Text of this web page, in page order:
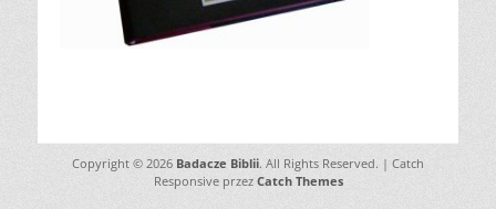
Copyright © 2026 Badacze Biblii. All Rights Reserved. | Catch
Responsive przez Catch Themes